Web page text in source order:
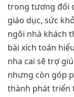
trong tương đối
giáo dục, sức
ngôi nhà khách
bài xích toán
nha cai sẽ trợ
nhưng còn góp
thành phát triển